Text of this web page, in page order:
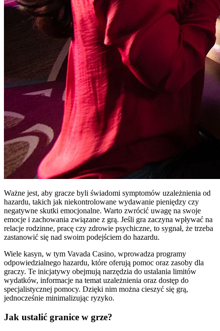
Ważne jest, aby gracze byli świadomi symptomów uzależnienia od
hazardu, takich jak niekontrolowane wydawanie pieniędzy czy
negatywne skutki emocjonalne. Warto zwrócić uwagę na swoje
emocje i zachowania związane z grą. Jeśli gra zaczyna wpływać na
relacje rodzinne, pracę czy zdrowie psychiczne, to sygnał, że trzeba
zastanowić się nad swoim podejściem do hazardu.
Wiele kasyn, w tym Vavada Casino, wprowadza programy
odpowiedzialnego hazardu, które oferują pomoc oraz zasoby dla
graczy. Te inicjatywy obejmują narzędzia do ustalania limitów
wydatków, informacje na temat uzależnienia oraz dostęp do
specjalistycznej pomocy. Dzięki nim można cieszyć się grą,
jednocześnie minimalizując ryzyko.
Jak ustalić granice w grze?